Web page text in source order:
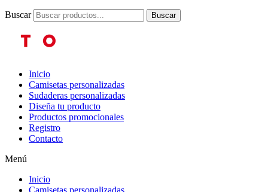
Buscar Buscar
Inicio
Camisetas personalizadas
Sudaderas personalizadas
Diseña tu producto
Productos promocionales
Registro
Contacto
Menú
Inicio